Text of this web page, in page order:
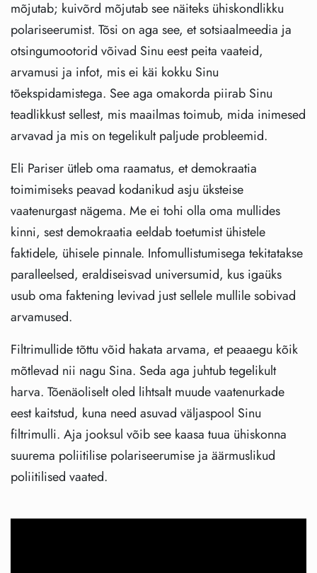
mõjutab; kuivõrd mõjutab see näiteks ühiskondlikku
polariseerumist. Tõsi on aga see, et sotsiaalmeedia ja
otsingumootorid võivad Sinu eest peita vaateid,
arvamusi ja infot, mis ei käi kokku Sinu
tõekspidamistega. See aga omakorda piirab Sinu
teadlikkust sellest, mis maailmas toimub, mida inimesed
arvavad ja mis on tegelikult paljude probleemid.
Eli Pariser ütleb oma raamatus, et demokraatia
toimimiseks peavad kodanikud asju üksteise
vaatenurgast nägema. Me ei tohi olla oma mullides
kinni, sest demokraatia eeldab toetumist ühistele
faktidele, ühisele pinnale. Infomullistumisega tekitatakse
paralleelsed, eraldiseisvad universumid, kus igaüks
usub oma faktening levivad just sellele mullile sobivad
arvamused.
Filtrimullide tõttu võid hakata arvama, et peaaegu kõik
mõtlevad nii nagu Sina. Seda aga juhtub tegelikult
harva. Tõenäoliselt oled lihtsalt muude vaatenurkade
eest kaitstud, kuna need asuvad väljaspool Sinu
filtrimulli. Aja jooksul võib see kaasa tuua ühiskonna
suurema poliitilise polariseerumise ja äärmuslikud
poliitilised vaated.